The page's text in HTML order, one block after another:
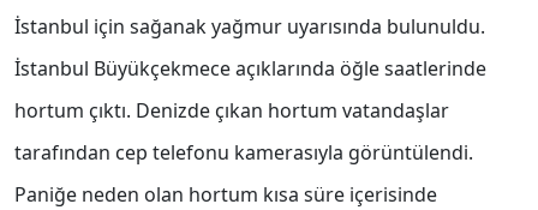
İstanbul için sağanak yağmur uyarısında bulunuldu.
İstanbul Büyükçekmece açıklarında öğle saatlerinde
hortum çıktı. Denizde çıkan hortum vatandaşlar
tarafından cep telefonu kamerasıyla görüntülendi.
Paniğe neden olan hortum kısa süre içerisinde